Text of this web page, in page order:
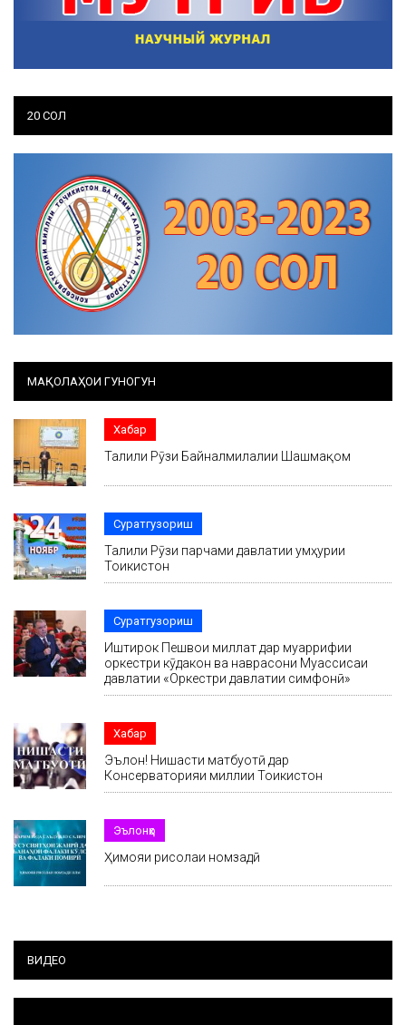
20 СОЛ
МАҚОЛАҲОИ ГУНОГУН
Хабар
Таҷлили Рӯзи Байналмилалии Шашмақом
Суратгузориш
Таҷлили Рӯзи парчами давлатии ҷумҳурии
Тоҷикистон
Суратгузориш
Иштирок Пешвои миллат дар муаррифии
оркестри кӯдакон ва наврасони Муассисаи
давлатии «Оркестри давлатии симфонӣ»
Хабар
Эълон! Нишасти матбуотӣ дар
Консерваторияи миллии Тоҷикистон
Эълонҳо
Ҳимояи рисолаи номзадӣ
ВИДЕО